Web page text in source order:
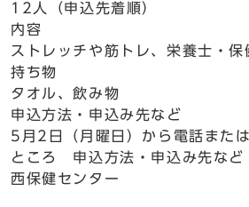
12人（申込先着順）
内容
ストレッチや筋トレ、栄養士・
持ち物
タオル、飲み物
申込方法・申込み先など
5月2日（月曜日）から電話また
ところ 申込方法・申込み先な
西保健センター